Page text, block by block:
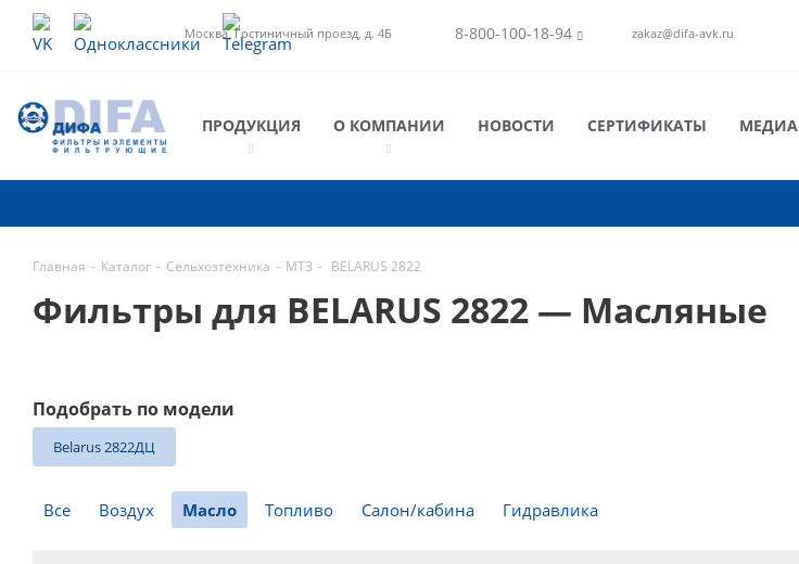
Москва, Гостиничный проезд, д. 4Б 8-800-100-18-94 zakaz@difa-avk.ru
ПРОДУКЦИЯ О КОМПАНИИ НОВОСТИ СЕРТИФИКАТЫ МЕДИА
Главная - Каталог - Сельхозтехника - МТЗ - BELARUS 2822
Фильтры для BELARUS 2822 — Масляные
Подобрать по модели
Belarus 2822ДЦ
Все Воздух Масло Топливо Салон/кабина Гидравлика